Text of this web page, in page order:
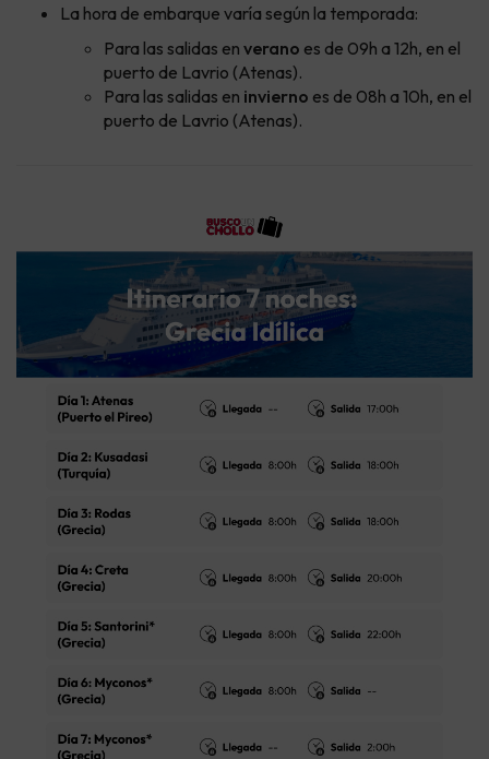
La hora de embarque varía según la temporada:
Para las salidas en verano es de 09h a 12h, en el
puerto de Lavrio (Atenas).
Para las salidas en invierno es de 08h a 10h, en el
puerto de Lavrio (Atenas).